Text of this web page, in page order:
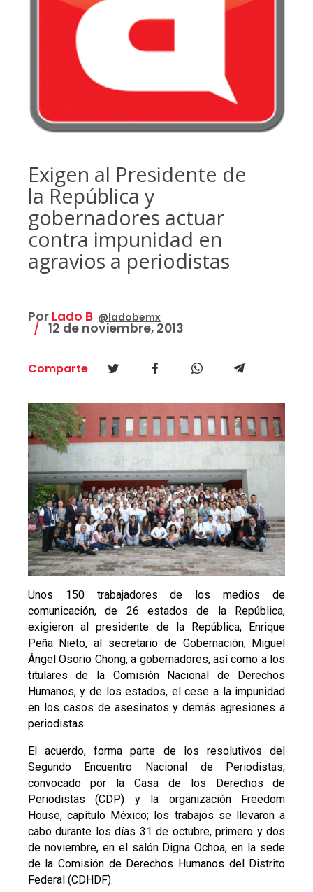
Exigen al Presidente de
la República y
gobernadores actuar
contra impunidad en
agravios a periodistas
Por Lado B @ladobemx
12 de noviembre, 2013
Comparte
Unos 150 trabajadores de los medios de
comunicación, de 26 estados de la República,
exigieron al presidente de la República, Enrique
Peña Nieto, al secretario de Gobernación, Miguel
Ángel Osorio Chong, a gobernadores, así como a los
titulares de la Comisión Nacional de Derechos
Humanos, y de los estados, el cese a la impunidad
en los casos de asesinatos y demás agresiones a
periodistas.
El acuerdo, forma parte de los resolutivos del
Segundo Encuentro Nacional de Periodistas,
convocado por la Casa de los Derechos de
Periodistas (CDP) y la organización Freedom
House, capítulo México; los trabajos se llevaron a
cabo durante los días 31 de octubre, primero y dos
de noviembre, en el salón Digna Ochoa, en la sede
de la Comisión de Derechos Humanos del Distrito
Federal (CDHDF).